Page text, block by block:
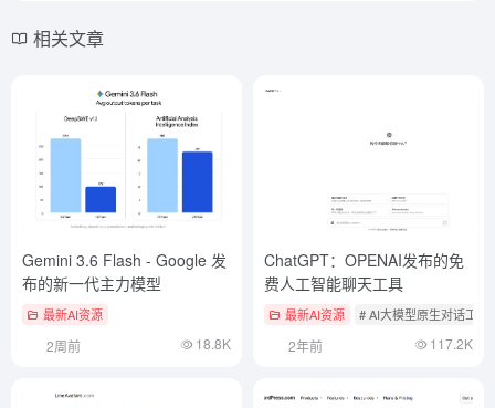
相关文章
Gemini 3.6 Flash - Google 发
布的新一代主力模型
最新AI资源
2周前 18.8K
ChatGPT：OPENAI发布的免
费人工智能聊天工具
最新AI资源 # AI大模型原生对话工具
2年前 117.2K